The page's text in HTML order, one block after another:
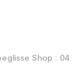
Shop : 04